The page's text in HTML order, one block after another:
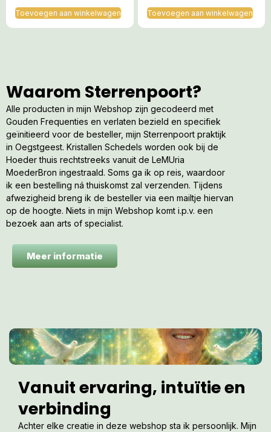
Toevoegen aan winkelwagen Toevoegen aan winkelwagen
Waarom Sterrenpoort?
Alle producten in mijn Webshop zijn gecodeerd met
Gouden Frequenties en verlaten bezield en specifiek
geïnitieerd voor de besteller, mijn Sterrenpoort praktijk
in Oegstgeest. Kristallen Schedels worden ook bij de
Hoeder thuis rechtstreeks vanuit de LeMUria
MoederBron ingestraald. Soms ga ik op reis, waardoor
ik een bestelling ná thuiskomst zal verzenden. Tijdens
afwezigheid breng ik de besteller via een mailtje hiervan
op de hoogte. Niets in mijn Webshop komt i.p.v. een
bezoek aan arts of specialist.
Meer informatie
Vanuit ervaring, intuïtie en
verbinding
Achter elke creatie in deze webshop sta ik persoonlijk. Mijn